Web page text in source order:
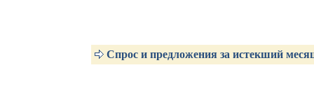
Спрос и предложения за истекший